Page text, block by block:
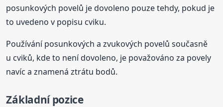
posunkových povelů je dovoleno pouze tehdy, pokud je
to uvedeno v popisu cviku.
Používání posunkových a zvukových povelů současně
u cviků, kde to není dovoleno, je považováno za povely
navíc a znamená ztrátu bodů.
Základní pozice